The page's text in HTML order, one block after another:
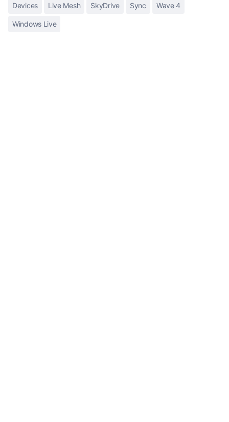
Devices Live Mesh SkyDrive Sync Wave 4
Windows Live